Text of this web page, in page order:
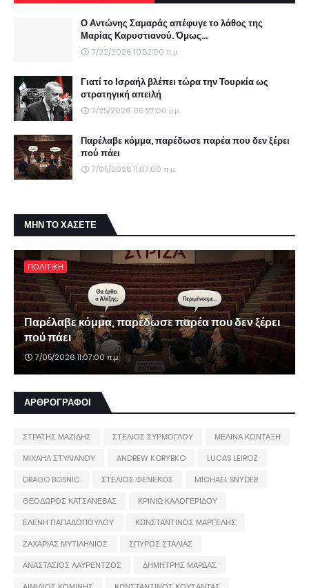
Ο Αντώνης Σαμαράς απέφυγε το λάθος της
Μαρίας Καρυστιανού. Όμως...
7/22/2026 10:52:00 π.μ.
Γιατί το Ισραήλ βλέπει τώρα την Τουρκία ως
στρατηγική απειλή
7/25/2026 06:27:00 μ.μ.
Παρέλαβε κόμμα, παρέδωσε παρέα που δεν ξέρει
πού πάει
7/05/2026 11:07:00 π.μ.
ΜΗΝ ΤΟ ΧΑΣΕΤΕ
ΠΟΛΙΤΙΚΗ
Παρέλαβε κόμμα, παρέδωσε παρέα που δεν ξέρει
πού πάει
7/05/2026 11:07:00 π.μ.
ΑΡΘΡΟΓΡΑΦΟΙ
ΣΤΡΑΤΗΣ ΜΑΖΙΔΗΣ ΣΤΕΛΙΟΣ ΣΥΡΜΟΓΛΟΥ
ΜΕΛΙΝΑ ΚΟΝΤΑΞΗ
ΜΙΧΑΗΛ ΣΤΥΛΙΑΝΟΥ
ANDREW KORYBKO
LUCAS LEIROZ
DRAGO BOSNIC
ΣΤΕΛΙΟΣ ΦΕΝΕΚΟΣ
MICHAEL SNYDER
ΘΕΟΔΩΡΟΣ ΚΑΤΣΑΝΕΒΑΣ
ΚΡΙΝΙΩ ΚΑΛΟΓΕΡΙΔΟΥ
ΕΛΕΝΗ ΠΑΠΑΔΟΠΟΥΛΟΥ
ΚΩΝΣΤΑΝΤΙΝΟΣ ΜΑΡΓΕΛΗΣ
ΖΑΧΑΡΙΑΣ ΜΥΤΙΛΗΝΙΟΣ
ΣΠΥΡΟΣ ΣΤΑΛΙΑΣ
ΑΝΑΣΤΑΣΙΟΣ ΛΑΥΡΕΝΤΖΟΣ
ΔΗΜΗΤΡΗΣ ΜΑΡΔΑΣ